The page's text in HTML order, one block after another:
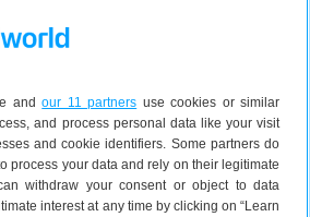
andour 11 partners use cookies or similar
and process personal data like your visit
and cookie identifiers. Some partners do
process your data and rely on their legitimate
withdraw your consent or object to data
interest at any time by clicking on “Learn